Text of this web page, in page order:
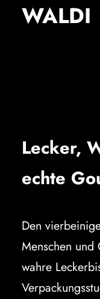
WALDI
Lecker,
echte
Den
Menschen und
wahre